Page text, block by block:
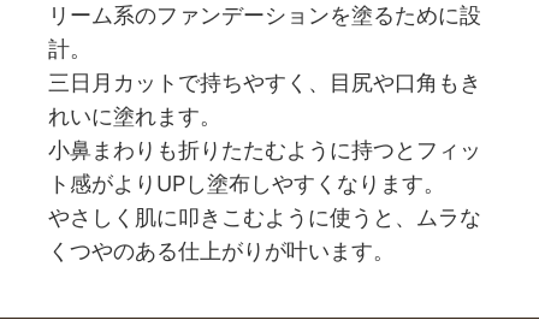
リーム系のファンデーションを塗るために設
計。
三日月カットで持ちやすく、目尻や口角もき
れいに塗れます。
小鼻まわりも折りたたむように持つとフィッ
ト感がよりUPし塗布しやすくなります。
やさしく肌に叩きこむように使うと、ムラな
くつやのある仕上がりが叶います。